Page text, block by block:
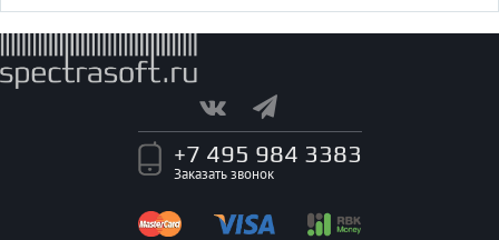
+7 495 984 3383
Заказать звонок